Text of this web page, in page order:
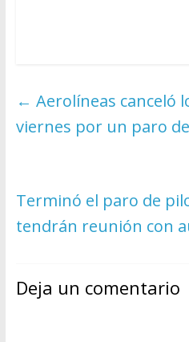
← Aerolíneas canceló
viernes por un paro
Terminó el paro de
tendrán reunión con
Deja un comentario